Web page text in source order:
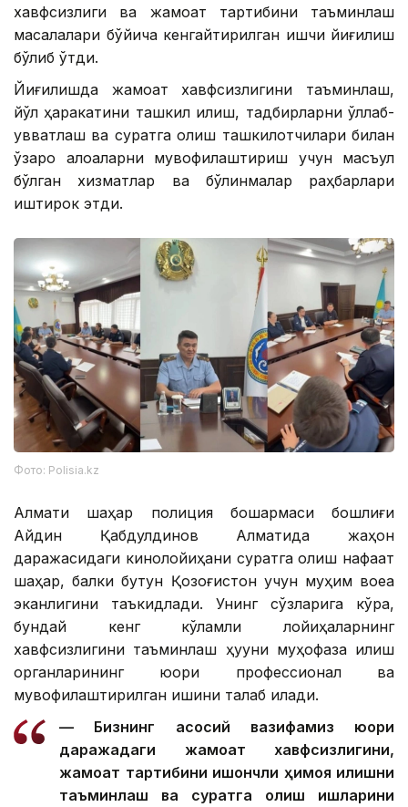
хавфсизлиги ва жамоат тартибини таъминлаш
масалалари бўйича кенгайтирилган ишчи йиғилиш
бўлиб ўтди.
Йиғилишда жамоат хавфсизлигини таъминлаш,
йўл ҳаракатини ташкил қилиш, тадбирларни қўллаб-
қувватлаш ва суратга олиш ташкилотчилари билан
ўзаро алоқаларни мувофиқлаштириш учун масъул
бўлган хизматлар ва бўлинмалар раҳбарлари
иштирок этди.
Фото: Polisia.kz
Алмати шаҳар полиция бошқармаси бошлиғи
Айдин Қабдулдинов Алматида жаҳон
даражасидаги кинолойиҳани суратга олиш нафақат
шаҳар, балки бутун Қозоғистон учун муҳим воқеа
эканлигини таъкидлади. Унинг сўзларига кўра,
бундай кенг кўламли лойиҳаларнинг
хавфсизлигини таъминлаш ҳуқуқни муҳофаза қилиш
органларининг юқори профессионал ва
мувофиқлаштирилган ишини талаб қилади.
— Бизнинг асосий вазифамиз юқори
даражадаги жамоат хавфсизлигини,
жамоат тартибини ишончли ҳимоя қилишни
таъминлаш ва суратга олиш ишларини